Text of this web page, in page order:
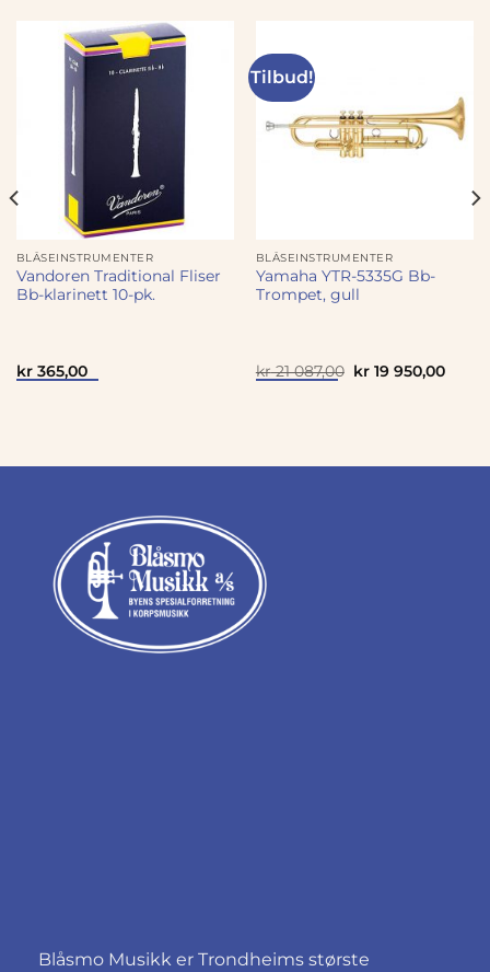
BLÅSEINSTRUMENTER
Vandoren Traditional Fliser
Bb-klarinett 10-pk.
kr365,00
Tilbud!
BLÅSEINSTRUMENTER
Yamaha YTR-5335G Bb-
Trompet, gull
kr21 087,00 Opprinnelig
kr19 950,00
Blåsmo Musikk er Trondheims største